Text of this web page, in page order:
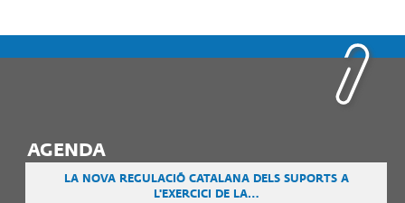
AGENDA
LA NOVA REGULACIÓ CATALANA DELS SUPORTS A
L'EXERCICI DE LA…